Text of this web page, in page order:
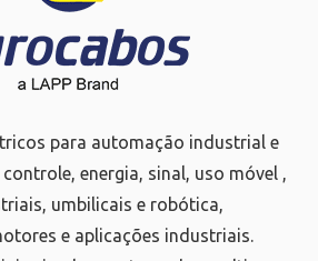
para automação industrial e
energia, sinal, uso móvel ,
umbilicais e robótica,
e aplicações industriais.